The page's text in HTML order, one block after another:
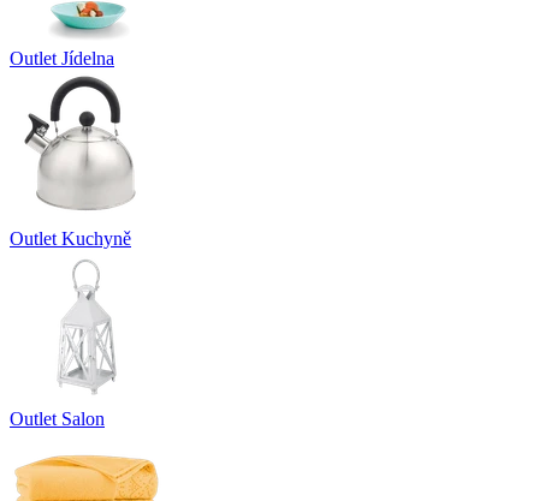
Outlet Jídelna
Outlet Kuchyně
Outlet Salon